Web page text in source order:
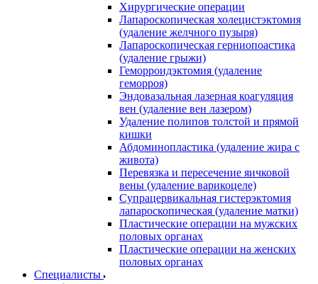
Хирургические операции
Лапароскопическая холецистэктомия
(удаление желчного пузыря)
Лапароскопическая герниопоастика
(удаление грыжи)
Геморроидэктомия (удаление
геморроя)
Эндовазальная лазерная коагуляция
вен (удаление вен лазером)
Удаление полипов толстой и прямой
кишки
Абдоминопластика (удаление жира с
живота)
Перевязка и пересечение яичковой
вены (удаление варикоцеле)
Супрацервикальная гистерэктомия
лапароскопическая (удаление матки)
Пластические операции на мужских
половых органах
Пластические операции на женских
половых органах
Специалисты